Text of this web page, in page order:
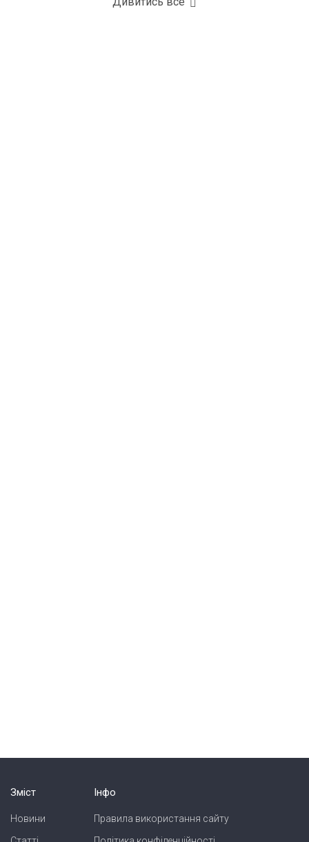
Зміст
Новини
Інфо
Правила використання сайту